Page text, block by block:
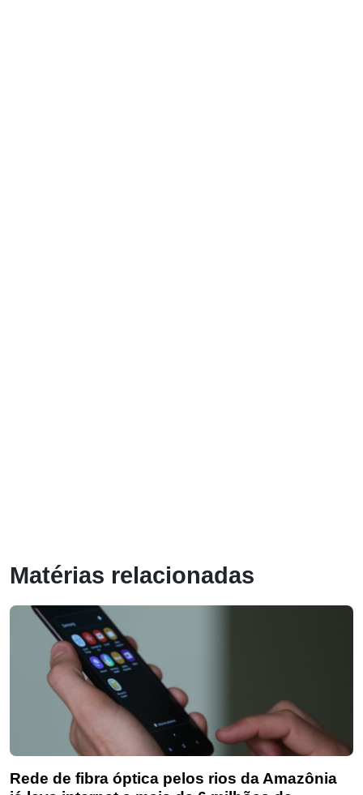
Matérias relacionadas
Rede de fibra óptica pelos rios da Amazônia